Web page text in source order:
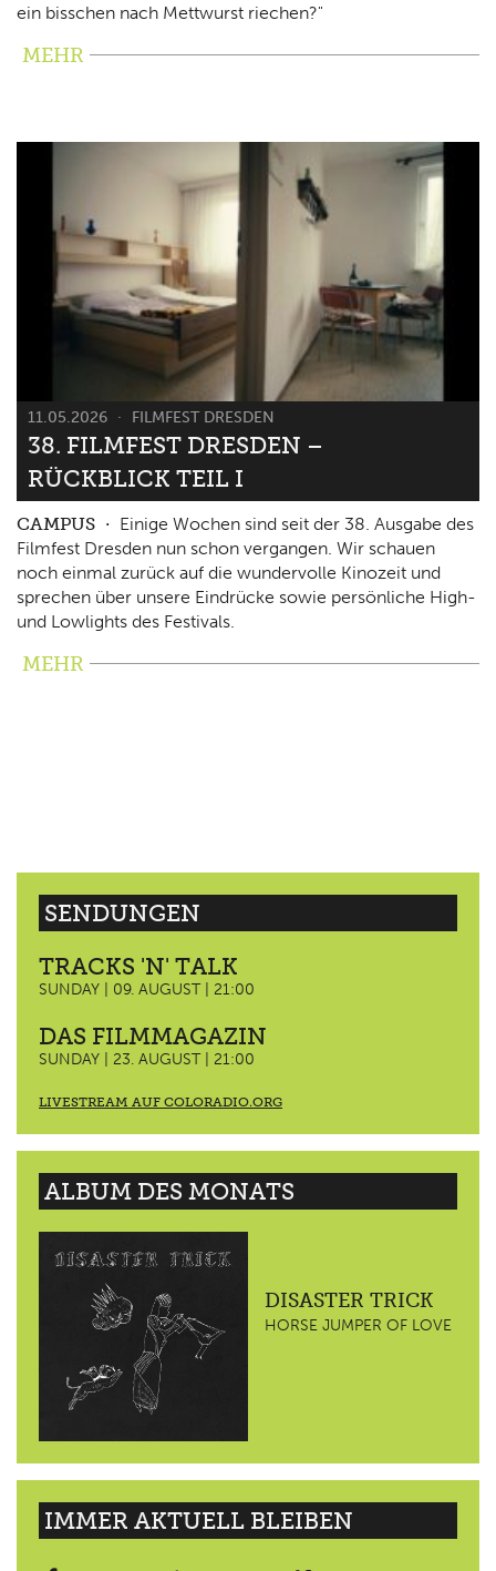
ein bisschen nach Mettwurst riechen?"
MEHR
11.05.2026 FILMFEST DRESDEN
38. FILMFEST DRESDEN –
RÜCKBLICK TEIL I
CAMPUS
Einige Wochen sind seit der 38. Ausgabe des
Filmfest Dresden nun schon vergangen. Wir schauen
noch einmal zurück auf die wundervolle Kinozeit und
sprechen über unsere Eindrücke sowie persönliche High-
und Lowlights des Festivals.
MEHR
SENDUNGEN
TRACKS 'N' TALK
SUNDAY | 09. AUGUST | 21:00
DAS FILMMAGAZIN
SUNDAY | 23. AUGUST | 21:00
LIVESTREAM AUF COLORADIO.ORG
ALBUM DES MONATS
DISASTER TRICK
HORSE JUMPER OF LOVE
IMMER AKTUELL BLEIBEN